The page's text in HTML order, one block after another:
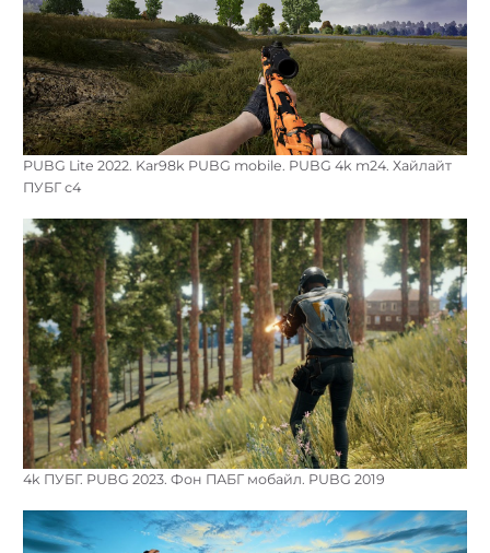
PUBG Lite 2022. Kar98k PUBG mobile. PUBG 4k m24. Хайлайт
ПУБГ с4
4k ПУБГ. PUBG 2023. Фон ПАБГ мобайл. PUBG 2019